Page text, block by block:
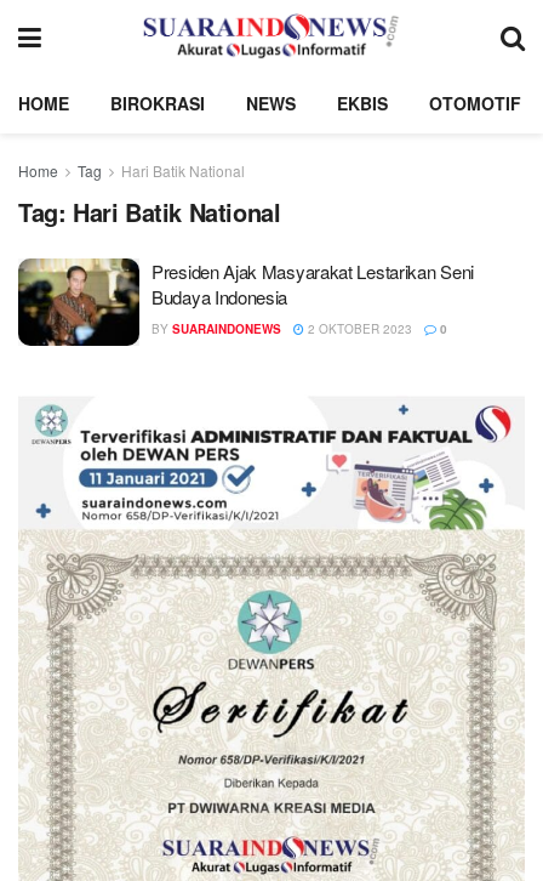
HOME BIROKRASI NEWS EKBIS OTOMOTIF
Home Tag Hari Batik National
Tag: Hari Batik National
Presiden Ajak Masyarakat Lestarikan Seni
Budaya Indonesia
BY SUARAINDONEWS 2 OKTOBER 2023 0